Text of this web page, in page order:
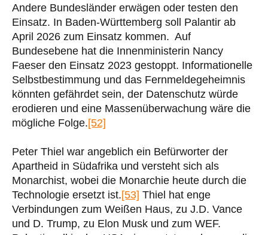
Andere Bundesländer erwägen oder testen den
Einsatz. In Baden-Württemberg soll Palantir ab
April 2026 zum Einsatz kommen. Auf
Bundesebene hat die Innenministerin Nancy
Faeser den Einsatz 2023 gestoppt. Informationelle
Selbstbestimmung und das Fernmeldegeheimnis
könnten gefährdet sein, der Datenschutz würde
erodieren und eine Massenüberwachung wäre die
mögliche Folge.[52]
Peter Thiel war angeblich ein Befürworter der
Apartheid in Südafrika und versteht sich als
Monarchist, wobei die Monarchie heute durch die
Technologie ersetzt ist.[53] Thiel hat enge
Verbindungen zum Weißen Haus, zu J.D. Vance
und D. Trump, zu Elon Musk und zum WEF.